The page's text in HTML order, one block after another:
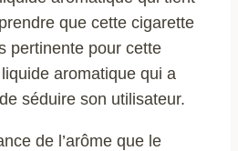
que cette cigarette
pertinente pour cette
aromatique qui a
séduire son utilisateur.
de l’arôme que le